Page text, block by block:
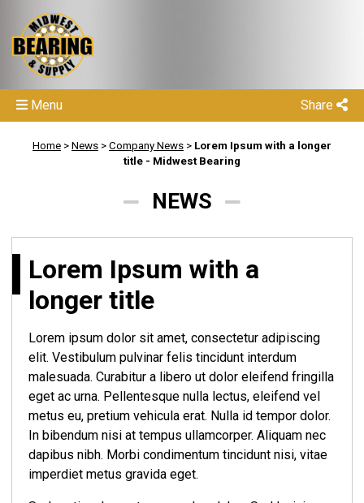
Share
Menu
Home > News > Company News > Lorem Ipsum with a longer
title - Midwest Bearing
NEWS
Lorem Ipsum with a
longer title
Lorem ipsum dolor sit amet, consectetur adipiscing
elit. Vestibulum pulvinar felis tincidunt interdum
malesuada. Curabitur a libero ut dolor eleifend fringilla
eget ac urna. Pellentesque nulla lectus, eleifend vel
metus eu, pretium vehicula erat. Nulla id tempor dolor.
In bibendum nisi at tempus ullamcorper. Aliquam nec
dapibus nibh. Morbi condimentum tincidunt nisi, vitae
imperdiet metus gravida eget.